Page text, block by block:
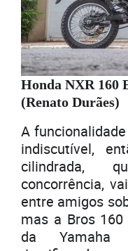
Honda NXR 160
(Renato Durães)
A
indiscutível,
cilindrada,
concorrência,
entre amigos
mas a Bros
da Yamaha